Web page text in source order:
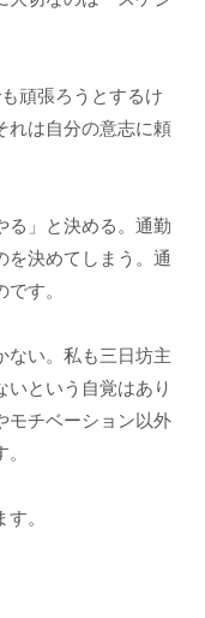
頑張ろうとするけ
れは自分の意志に頼
」と決める。通勤
を決めてしまう。通
す。
い。私も三日坊主
という自覚はあり
モチベーション以外
。